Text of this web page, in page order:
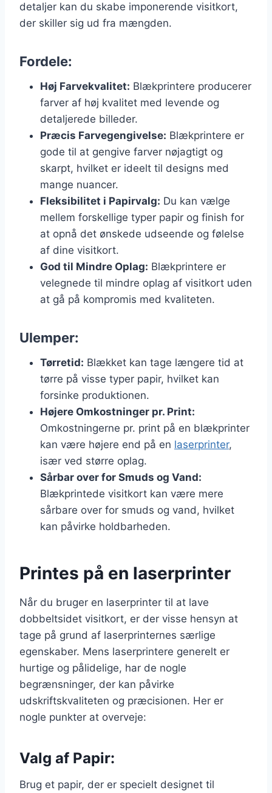
detaljer kan du skabe imponerende visitkort,
der skiller sig ud fra mængden.
Fordele:
Høj Farvekvalitet: Blækprintere producerer
farver af høj kvalitet med levende og
detaljerede billeder.
Præcis Farvegengivelse: Blækprintere er
gode til at gengive farver nøjagtigt og
skarpt, hvilket er ideelt til designs med
mange nuancer.
Fleksibilitet i Papirvalg: Du kan vælge
mellem forskellige typer papir og finish for
at opnå det ønskede udseende og følelse
af dine visitkort.
God til Mindre Oplag: Blækprintere er
velegnede til mindre oplag af visitkort uden
at gå på kompromis med kvaliteten.
Ulemper:
Tørretid: Blækket kan tage længere tid at
tørre på visse typer papir, hvilket kan
forsinke produktionen.
Højere Omkostninger pr. Print:
Omkostningerne pr. print på en blækprinter
kan være højere end på en laserprinter,
især ved større oplag.
Sårbar over for Smuds og Vand:
Blækprintede visitkort kan være mere
sårbare over for smuds og vand, hvilket
kan påvirke holdbarheden.
Printes på en laserprinter
Når du bruger en laserprinter til at lave
dobbeltsidet visitkort, er der visse hensyn at
tage på grund af laserprinternes særlige
egenskaber. Mens laserprintere generelt er
hurtige og pålidelige, har de nogle
begrænsninger, der kan påvirke
udskriftskvaliteten og præcisionen. Her er
nogle punkter at overveje:
Valg af Papir:
Brug et papir, der er specielt designet til